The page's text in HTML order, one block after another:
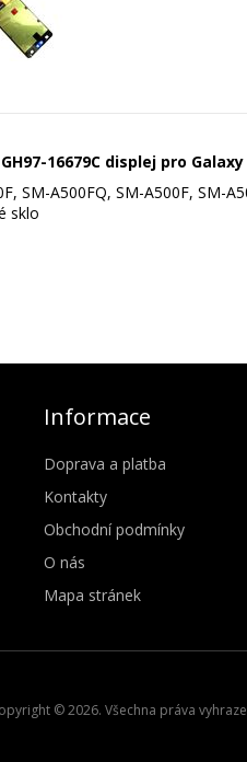
16679C displej pro Galaxy
SM-A500FQ, SM-A500F, SM-
sklo
Informace
Doprava a platba
Kontakty
Obchodní podmínky
O nás
Mapa stránek
© 2026. Všechna práva